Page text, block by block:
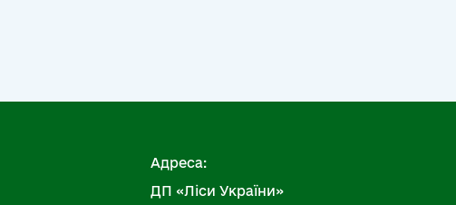
Адреса:
ДП «Ліси України»